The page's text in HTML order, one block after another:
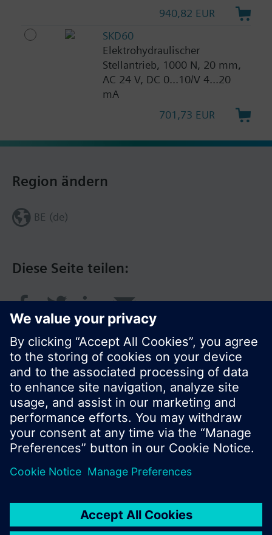
940,82 EUR
SKD60
Elektrohydraulischer
Stellantrieb, 1000 N, 20 mm,
AC 24 V, DC 0...10/V 4...20
mA
701,73 EUR
Diese Seite teilen:
Region ändern
BE (de)
© Siemens Schweiz AG 2017
Produktangebot und Preise können pro Land